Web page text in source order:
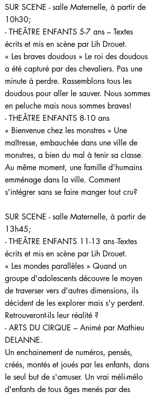
SUR SCENE - salle Maternelle, à partir de
10h30;
- THEÂTRE ENFANTS 5-7 ans – Textes
écrits et mis en scène par Lih Drouet.
« Les braves doudous » Le roi des doudous
a été capturé par des chevaliers. Pas une
minute à perdre. Rassemblons tous les
doudous pour aller le sauver. Nous sommes
en peluche mais nous sommes braves!
- THEÂTRE ENFANTS 8-10 ans
« Bienvenue chez les monstres » Une
maîtresse, embauchée dans une ville de
monstres, a bien du mal à tenir sa classe.
Au même moment, une famille d'humains
emménage dans la ville. Comment
s'intégrer sans se faire manger tout cru?
SUR SCENE - salle Maternelle, à partir de
13h45;
- THEÂTRE ENFANTS 11-13 ans -Textes
écrits et mis en scène par Lih Drouet.
« Les mondes parallèles » Quand un
groupe d'adolescents découvre le moyen
de traverser vers d'autres dimensions, ils
décident de les explorer mais s'y perdent.
Retrouveront-ils leur réalité ?
- ARTS DU CIRQUE – Animé par Mathieu
DELANNE.
Un enchainement de numéros, pensés,
créés, montés et joués par les enfants, dans
le seul but de s'amuser. Un vrai méli-mélo
d'enfants de tous âges menés par des